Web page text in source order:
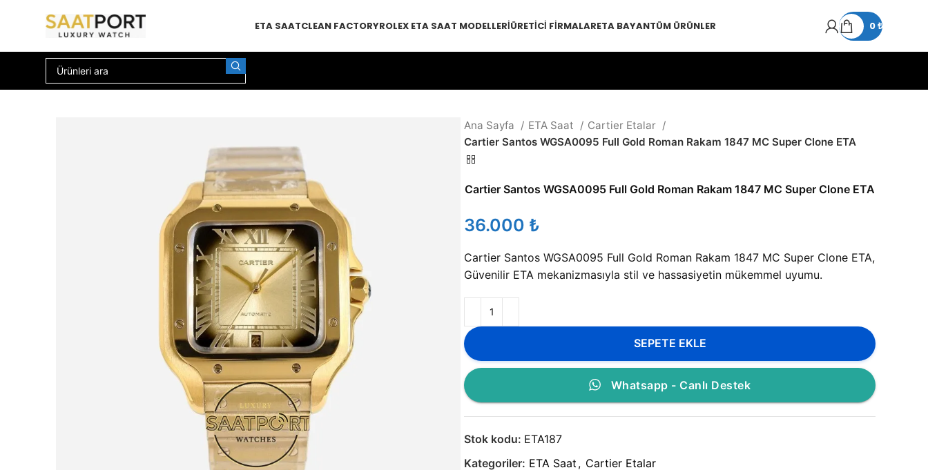
ETA SAATCLEAN FACTORYROLEX ETA SAAT MODELLERIÜRETICI FIRMALARETA BAYANTÜM ÜRÜNLER 0₺
Ana Sayfa ETA Saat
Cartier Etalar
Cartier Santos WGSA0095 Full Gold Roman Rakam 1847 MC Super Clone ETA
Cartier Santos WGSA0095 Full Gold Roman Rakam 1847 MC Super Clone ETA
₺
Cartier Santos WGSA0095 Full Gold Roman Rakam 1847 MC Super Clone ETA,
Güvenilir ETA mekanizmasıyla stil ve hassasiyetin mükemmel uyumu.
SEPETE EKLE
Whatsapp - Canlı Destek
Stok kodu: ETA187
Kategoriler: ETA Saat , Cartier Etalar